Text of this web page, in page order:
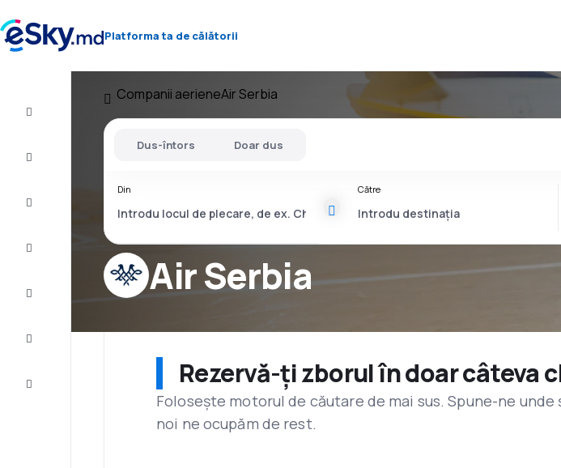
Platforma ta de călătorii
Inspiraţie şi
Companii aerieneAir Serbia
Air Serbia
Dus-întors Doar dus
Din Către
Rezervă-ți zborul în doar câteva
Folosește motorul de căutare de mai sus. Spune-ne unde
noi ne ocupăm de rest.